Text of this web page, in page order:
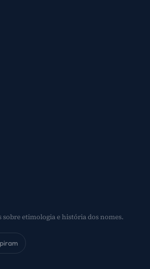
sobre etimologia e história dos nomes.